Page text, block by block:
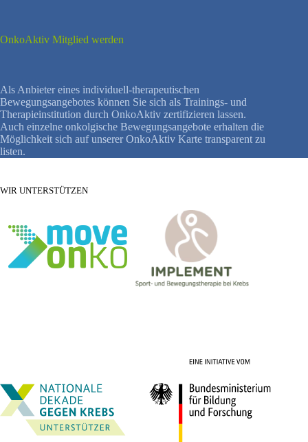
OnkoAktiv Mitglied werden
Als Anbieter eines individuell-therapeutischen
Bewegungsangebotes können Sie sich als Trainings- und
Therapieinstitution durch OnkoAktiv zertifizieren lassen.
Auch einzelne onkolgische Bewegungsangebote erhalten die
Möglichkeit sich auf unserer OnkoAktiv Karte transparent zu
listen.
WIR UNTERSTÜTZEN